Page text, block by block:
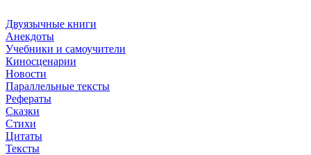
Двуязычные книги
Анекдоты
Учебники и самоучители
Киносценарии
Новости
Параллельные тексты
Рефераты
Сказки
Стихи
Цитаты
Тексты